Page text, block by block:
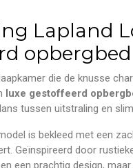
Lapland
die de knusse
luxe gestoffeerd
tussen uitstraling en
is bekleed met een
Geïnspireerd door
een prachtig design,